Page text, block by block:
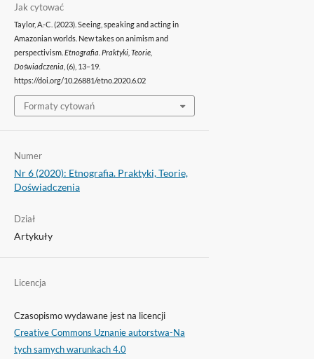
Jak cytować
Taylor, A.-C. (2023). Seeing, speaking and acting in
Amazonian worlds. New takes on animism and
perspectivism. Etnografia. Praktyki, Teorie,
Doświadczenia , (6), 13–19.
https://doi.org/10.26881/etno.2020.6.02
Formaty cytowań
Numer
Nr 6 (2020): Etnografia. Praktyki, Teorie,
Doświadczenia
Dział
Artykuły
Licencja
Czasopismo wydawane jest na licencji
Creative Commons Uznanie autorstwa-Na
tych samych warunkach 4.0